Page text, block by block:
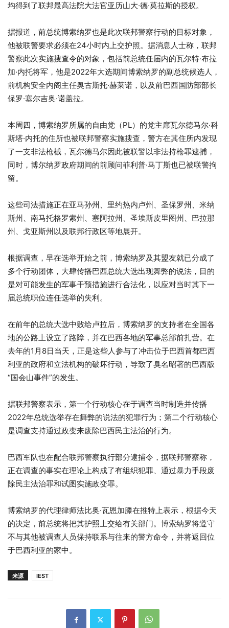
均得到了联邦最高法院大法官亚历山大·德·莫拉斯的授权。
据报道，前总统博索纳罗也是此次联邦警察行动的目标对象，
他被联警要求必须在24小时内上交护照。据消息人士称，联邦
警察此次实施搜查令的对象，包括前总统任届内的瓦尔特·布拉
加·内托将军，他是2022年大选期间博索纳罗的副总统候选人，
前机构安全内阁主任奥古斯托·赫莱诺，以及前巴西国防部部长
保罗·塞尔吉奥·诺盖拉。
本周四，博索纳罗所属的自由党（PL）的党主席瓦尔德马尔·科
斯塔·内托的住所也被联邦警察实施搜查，警方在其住所内发现
了一支非法枪械，瓦尔德马尔因此被联警以非法持枪罪逮捕，
同时，博尔纳罗政府期间的前顾问菲利普·马丁斯也已被联警拘
留。
这些司法措施正在亚马孙州、里约热内卢州、圣保罗州、米纳
斯州、南马托格罗索州、塞阿拉州、圣埃斯皮里图州、巴拉那
州、戈亚斯州以及联邦行政区等地展开。
根据调查，早在选举开始之前，博索纳罗及其盟友就已分成了
多个行动团体，大肆传播巴西总统大选出现舞弊的说法，目的
是对可能发生的军事干预措施进行合法化，以应对当时其下一
届总统职位连任选举的失利。
在前年的总统大选中败给卢拉后，博索纳罗的支持者在全国各
地的公路上设立了路障，并在巴西各地的军事总部前扎营。在
去年的1月8日当天，正是这些人参与了冲击位于巴西首都巴西
利亚的政府和立法机构的破坏行动，导致了臭名昭著的巴西版
“国会山事件”的发生。
据联邦警察表示，第一个行动核心在于调查当时制造并传播
2022年总统选举存在舞弊的说法的犯罪行为；第二个行动核心
是调查支持通过政变来废除巴西民主法治的行为。
巴西军队也在配合联邦警察执行部分逮捕令，据联邦警察称，
正在调查的事实在理论上构成了有组织犯罪、通过暴力手段废
除民主法治罪和试图实施政变罪。
博索纳罗的代理律师法比奥·瓦恩加滕在推特上表示，根据今天
的决定，前总统将把其护照上交给有关部门。博索纳罗将遵守
不与其他被调查人员保持联系与往来的警方命令，并将返回位
于巴西利亚的家中。
来源 IEST